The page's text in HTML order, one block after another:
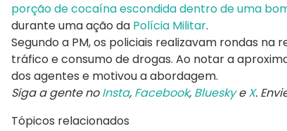
porção de cocaína escondida dentro de uma
durante uma ação da Polícia Militar.
Segundo a PM, os policiais realizavam rondas
tráfico e consumo de drogas. Ao notar a
dos agentes e motivou a abordagem.
Siga a gente noInsta, Facebook, BlueskyeX.
Tópicos relacionados